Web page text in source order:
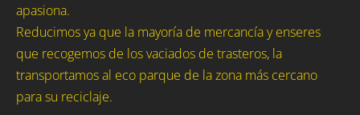
apasiona.
Reducimos ya que la mayoría de mercancía y enseres
que recogemos de los vaciados de trasteros, la
transportamos al eco parque de la zona más cercano
para su reciclaje.